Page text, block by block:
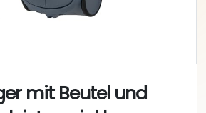
mit Beutel und